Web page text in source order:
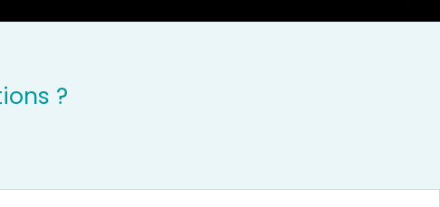
?